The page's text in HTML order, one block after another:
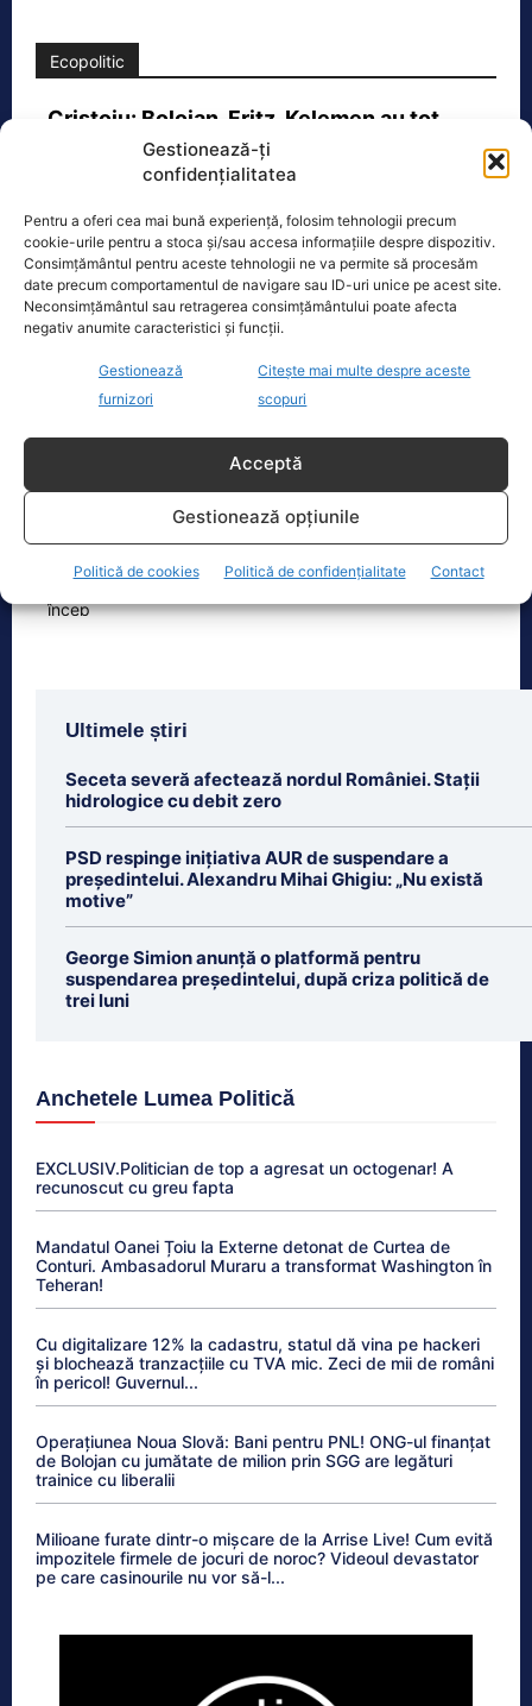
Gestionează-ți
confidențialitatea
Pentru a oferi cea mai bună experiență, folosim tehnologii precum
cookie-urile pentru a stoca și/sau accesa informațiile despre dispozitiv.
Consimțământul pentru aceste tehnologii ne va permite să procesăm
date precum comportamentul de navigare sau ID-uri unice pe acest site.
Neconsimțământul sau retragerea consimțământului poate afecta
negativ anumite caracteristici și funcții.
Gestionează
furnizori
Citește mai multe despre aceste
scopuri
Acceptă
Gestionează opțiunile
Politică de cookies Politică de confidențialitate Contact
Ecopolitic
Cristoiu: Bolojan, Fritz, Kelemen au tot
interesul să blocheze formarea unui…
Ion Cristoiu a lansat, miercuri seară, în
la adresa lui Ilie Bolojan și[...]
Zilele Ploieștiului, 7-9 august 2026. De la ce oră încep
perioada 7-9 august, aduc în centrul
orașului trei seri de concert, un
spectacol impresionant cu drone[...]
Ultimele știri
Seceta severă afectează nordul României. Stații
hidrologice cu debit zero
PSD respinge inițiativa AUR de suspendare a
președintelui. Alexandru Mihai Ghigiu: „Nu există
motive”
George Simion anunță o platformă pentru
suspendarea președintelui, după criza politică de
trei luni
Anchetele Lumea Politică
EXCLUSIV.Politician de top a agresat un octogenar! A
recunoscut cu greu fapta
Mandatul Oanei Țoiu la Externe detonat de Curtea de
Conturi. Ambasadorul Muraru a transformat Washington în
Teheran!
Cu digitalizare 12% la cadastru, statul dă vina pe hackeri
și blochează tranzacțiile cu TVA mic. Zeci de mii de români
în pericol! Guvernul...
Operațiunea Noua Slovă: Bani pentru PNL! ONG-ul finanțat
de Bolojan cu jumătate de milion prin SGG are legături
trainice cu liberalii
Milioane furate dintr-o mișcare de la Arrise Live! Cum evită
impozitele firmele de jocuri de noroc? Videoul devastator
pe care casinourile nu vor să-l...